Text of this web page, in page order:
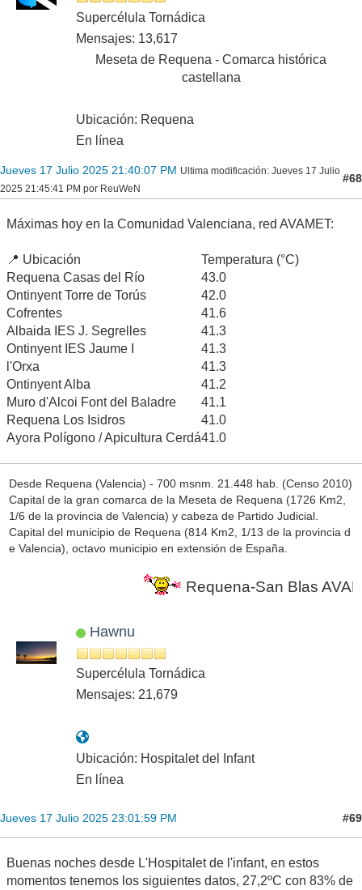
Supercélula Tornádica
Mensajes: 13,617
Meseta de Requena - Comarca histórica
castellana
Ubicación: Requena
En línea
Jueves 17 Julio 2025 21:40:07 PM Ultima modificación: Jueves 17 Julio
2025 21:45:41 PM por ReuWeN
#68
Máximas hoy en la Comunidad Valenciana, red AVAMET:
📍 Ubicación
Temperatura (°C)
Requena Casas del Río
43.0
Ontinyent Torre de Torús
42.0
Cofrentes
41.6
Albaida IES J. Segrelles
41.3
Ontinyent IES Jaume I
41.3
l'Orxa
41.3
Ontinyent Alba
41.2
Muro d'Alcoi Font del Baladre
41.1
Requena Los Isidros
41.0
Ayora Polígono / Apicultura Cerdá41.0
Desde Requena (Valencia) - 700 msnm. 21.448 hab. (Censo 2010)
Capital de la gran comarca de la Meseta de Requena (1726 Km2,
1/6 de la provincia de Valencia) y cabeza de Partido Judicial.
Capital del municipio de Requena (814 Km2, 1/13 de la provincia d
e Valencia), octavo municipio en extensión de España.
Requena-San Blas
Hawnu
Supercélula Tornádica
Mensajes: 21,679
Ubicación: Hospitalet del Infant
En línea
Jueves 17 Julio 2025 23:01:59 PM #69
Buenas noches desde L'Hospitalet de l'infant, en estos
momentos tenemos los siguientes datos, 27,2ºC con 83% de